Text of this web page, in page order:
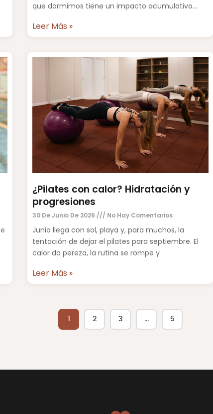
que dormimos tiene un impacto acumulativo
Leer Más »
¿Pilates con calor? Hidratación y
progresiones
30 De Junio De 2026 No Hay Comentarios
Junio llega con sol, playa y, para muchos, la
tentación de dejar el pilates para septiembre. El
calor da pereza, la rutina se rompe y
Leer Más »
1 2 3 … 5